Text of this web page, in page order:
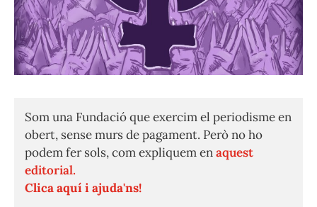
Som una Fundació que exercim el periodisme en
obert, sense murs de pagament. Però no ho
podem fer sols, com expliquem enaquest
editorial.
Clica aquí i ajuda'ns!